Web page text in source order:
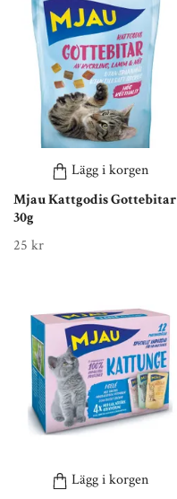
Lägg i korgen
Mjau Kattgodis Gottebitar
30g
25 kr
Lägg i korgen